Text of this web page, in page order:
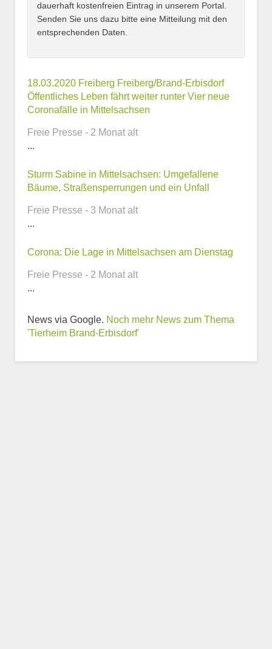
Kontaktmöglichkeiten
E-Mail-Adresse
Telefonnummer
zum Tierheim
Trägerverein
dauerhaft kostenfreien Eintrag in unserem Portal.
Senden Sie uns dazu bitte eine Mitteilung mit den
entsprechenden Daten.
18.03.2020 Freiberg Freiberg/Brand-Erbisdorf
Öffentliches Leben fährt weiter runter Vier neue
Coronafälle in Mittelsachsen
Freie Presse - 2 Monat alt
...
Sturm Sabine in Mittelsachsen: Umgefallene
Bäume, Straßensperrungen und ein Unfall
Freie Presse - 3 Monat alt
...
Corona: Die Lage in Mittelsachsen am Dienstag
Freie Presse - 2 Monat alt
...
News via Google. Noch mehr News zum Thema
'Tierheim Brand-Erbisdorf'